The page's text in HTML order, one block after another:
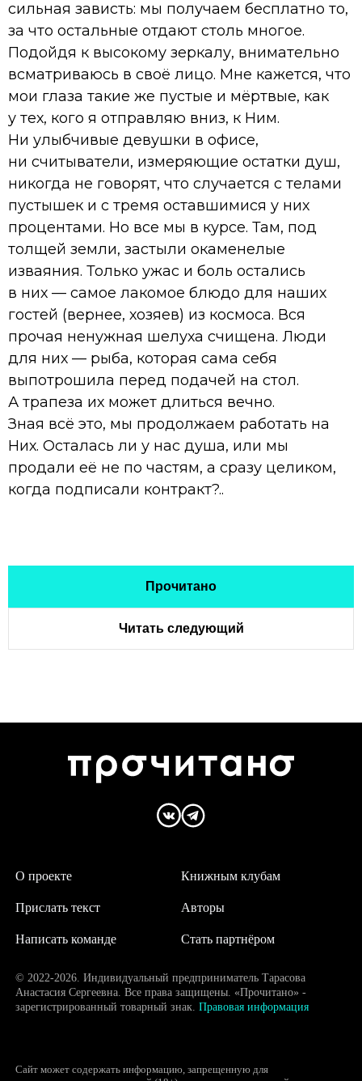
сильная зависть: мы получаем бесплатно то,
за что остальные отдают столь многое.
Подойдя к высокому зеркалу, внимательно
всматриваюсь в своё лицо. Мне кажется, что
мои глаза такие же пустые и мёртвые, как
у тех, кого я отправляю вниз, к Ним.
Ни улыбчивые девушки в офисе,
ни считыватели, измеряющие остатки душ,
никогда не говорят, что случается с телами
пустышек и с тремя оставшимися у них
процентами. Но все мы в курсе. Там, под
толщей земли, застыли окаменелые
изваяния. Только ужас и боль остались
в них — самое лакомое блюдо для наших
гостей (вернее, хозяев) из космоса. Вся
прочая ненужная шелуха счищена. Люди
для них — рыба, которая сама себя
выпотрошила перед подачей на стол.
А трапеза их может длиться вечно.
Зная всё это, мы продолжаем работать на
Них. Осталась ли у нас душа, или мы
продали её не по частям, а сразу целиком,
когда подписали контракт?..
Прочитано
Читать следующий
О проекте
Написать команде
Авторы
Прислать текст
Книжным клубам
Стать партнёром
© 2022-2026. Индивидуальный предприниматель Тарасова
Анастасия Сергеевна. Все права защищены. «Прочитано» -
зарегистрированный товарный знак. Правовая информация
Сайт может содержать информацию, запрещенную для